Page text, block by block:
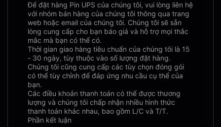
Để đặt hàng Pin UPS của chúng tôi, vui lòng liên hệ
với nhóm bán hàng của chúng tôi thông qua trang
web hoặc email của chúng tôi. Chúng tôi sẽ sẵn
lòng cung cấp cho bạn báo giá và hỗ trợ mọi thắc
mắc mà bạn có thể có.
Thời gian giao hàng tiêu chuẩn của chúng tôi là 15
- 30 ngày, tùy thuộc vào số lượng đặt hàng.
Chúng tôi cũng cung cấp các tùy chọn đóng gói
có thể tùy chỉnh để đáp ứng nhu cầu cụ thể của
bạn.
Các điều khoản thanh toán có thể được thương
lượng và chúng tôi chấp nhận nhiều hình thức
thanh toán khác nhau, bao gồm L/C và T/T.
Phần kết luận